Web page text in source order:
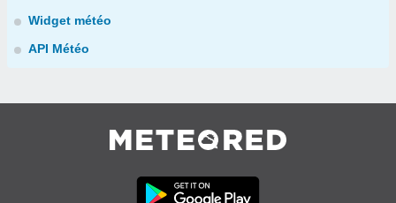
Widget météo
API Météo